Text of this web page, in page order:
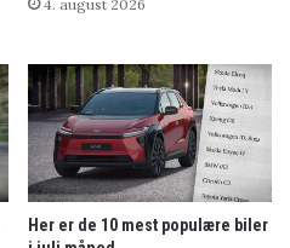
4. august 2026
Her er de 10 mest populære biler